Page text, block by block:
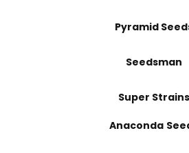
Pyramid
Seedsman
Super Strains
Anaconda